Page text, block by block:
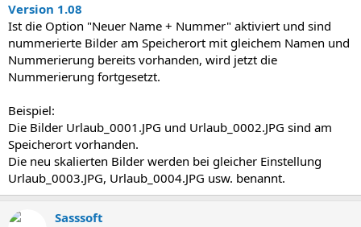
Version 1.08
Ist die Option "Neuer Name + Nummer" aktiviert und sind
nummerierte Bilder am Speicherort mit gleichem Namen und
Nummerierung bereits vorhanden, wird jetzt die
Nummerierung fortgesetzt.
Beispiel:
Die Bilder Urlaub_0001.JPG und Urlaub_0002.JPG sind am
Speicherort vorhanden.
Die neu skalierten Bilder werden bei gleicher Einstellung
Urlaub_0003.JPG, Urlaub_0004.JPG usw. benannt.
Sasssoft